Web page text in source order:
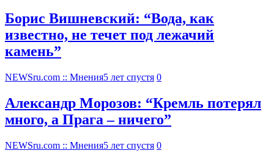
Борис Вишневский: “Вода, как
известно, не течет под лежачий
камень”
NEWSru.com :: Мнения5 лет спустя 0
Александр Морозов: “Кремль потерял
много, а Прага – ничего”
NEWSru.com :: Мнения5 лет спустя 0